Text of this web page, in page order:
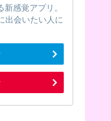
感覚アプリ。
出会いたい人に